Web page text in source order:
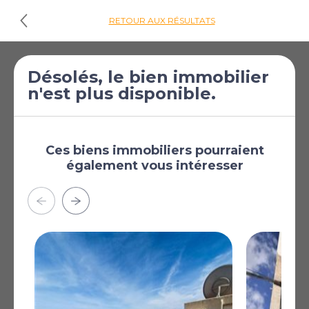
RETOUR AUX RÉSULTATS
Cliquez ici pour
les plans d'étages
chambres à vendre
à Mojacar
Mojacar, Almeria,
Andalousie, Espagne
[£165 404]
Terrasse sur le toit de 27m2
Vue sur la mer et la montagne
Garage intégré
Désolés, le bien immobilier
n'est plus disponible.
Ces biens immobiliers pourraient
également vous intéresser